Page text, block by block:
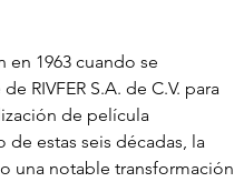
en 1963 cuando se
RIVFER S.A. de C.V. para
de película
estas seis décadas, la
una notable transformación